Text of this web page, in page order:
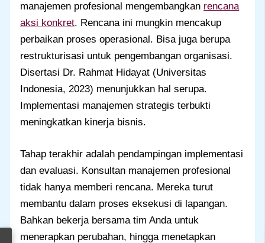
manajemen profesional mengembangkan rencana
aksi konkret. Rencana ini mungkin mencakup
perbaikan proses operasional. Bisa juga berupa
restrukturisasi untuk pengembangan organisasi.
Disertasi Dr. Rahmat Hidayat (Universitas
Indonesia, 2023) menunjukkan hal serupa.
Implementasi manajemen strategis terbukti
meningkatkan kinerja bisnis.
Tahap terakhir adalah pendampingan implementasi
dan evaluasi. Konsultan manajemen profesional
tidak hanya memberi rencana. Mereka turut
membantu dalam proses eksekusi di lapangan.
Bahkan bekerja bersama tim Anda untuk
menerapkan perubahan, hingga menetapkan